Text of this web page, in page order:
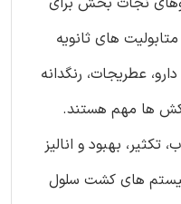
های ثانویه
عطریجات، رنگدانه
کش ها مهم هستند.
تکثیر، بهبود و انالیز
های کشت سلول